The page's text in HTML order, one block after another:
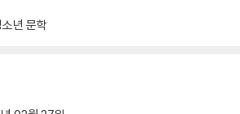
소년 문학